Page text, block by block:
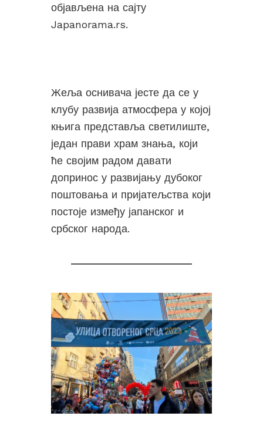
објављена на сајту
Japanorama.rs.
Жеља оснивача јесте да се у
клубу развија атмосфера у којој
књига представља светилиште,
један прави храм знања, који
ће својим радом давати
допринос у развијању дубоког
поштовања и пријатељства који
постоје између јапанског и
србског народа.